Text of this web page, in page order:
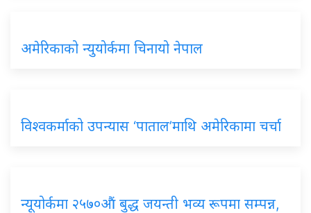
अमेरिकाको न्युयोर्कमा चिनायो नेपाल
विश्वकर्माको उपन्यास ‘पाताल’माथि अमेरिकामा चर्चा
न्यूयोर्कमा २५७०औं बुद्ध जयन्ती भव्य रूपमा सम्पन्न,